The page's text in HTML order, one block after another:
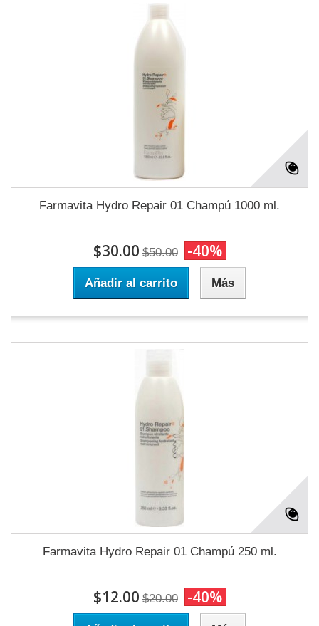
Farmavita Hydro Repair 01 Champú 1000 ml.
$30.00 $50.00 -40%
Añadir al carrito Más
Farmavita Hydro Repair 01 Champú 250 ml.
$12.00 $20.00 -40%